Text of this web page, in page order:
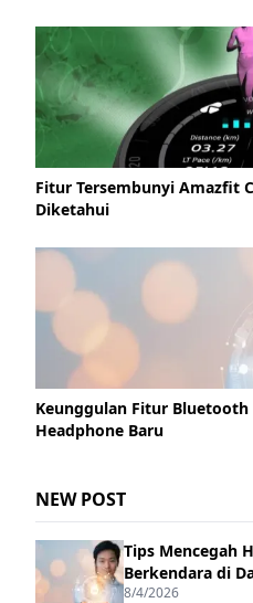
Fitur Tersembunyi Amazfit
Diketahui
Keunggulan Fitur
Headphone Baru
NEW POST
Tips Mencegah
Berkendara di
8/4/2026